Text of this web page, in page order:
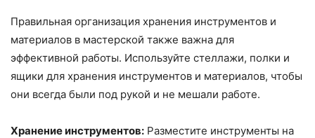
Правильная организация хранения инструментов и
материалов в мастерской также важна для
эффективной работы. Используйте стеллажи, полки и
ящики для хранения инструментов и материалов, чтобы
они всегда были под рукой и не мешали работе.
Хранение инструментов: Разместите инструменты на